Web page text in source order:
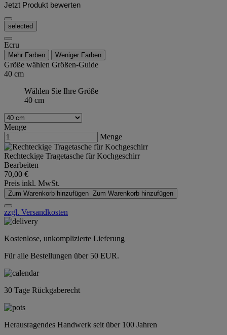
Jetzt Produkt bewerten
selected
Ecru
Mehr Farben Weniger Farben
Größe wählen Größen-Guide
40 cm
Wählen Sie Ihre Größe
40 cm
Menge
Menge
Rechteckige Tragetasche für Kochgeschirr
Bearbeiten
70,00 €
Preis inkl. MwSt.
Zum Warenkorb hinzufügen Zum Warenkorb hinzufügen
zzgl. Versandkosten
Kostenlose, unkomplizierte Lieferung
Für alle Bestellungen über 50 EUR.
30 Tage Rückgaberecht
Herausragendes Handwerk seit über 100 Jahren